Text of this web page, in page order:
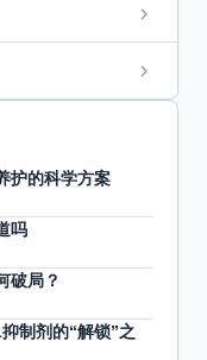
护的科学方案
吗
破局？
制剂的“解锁”之